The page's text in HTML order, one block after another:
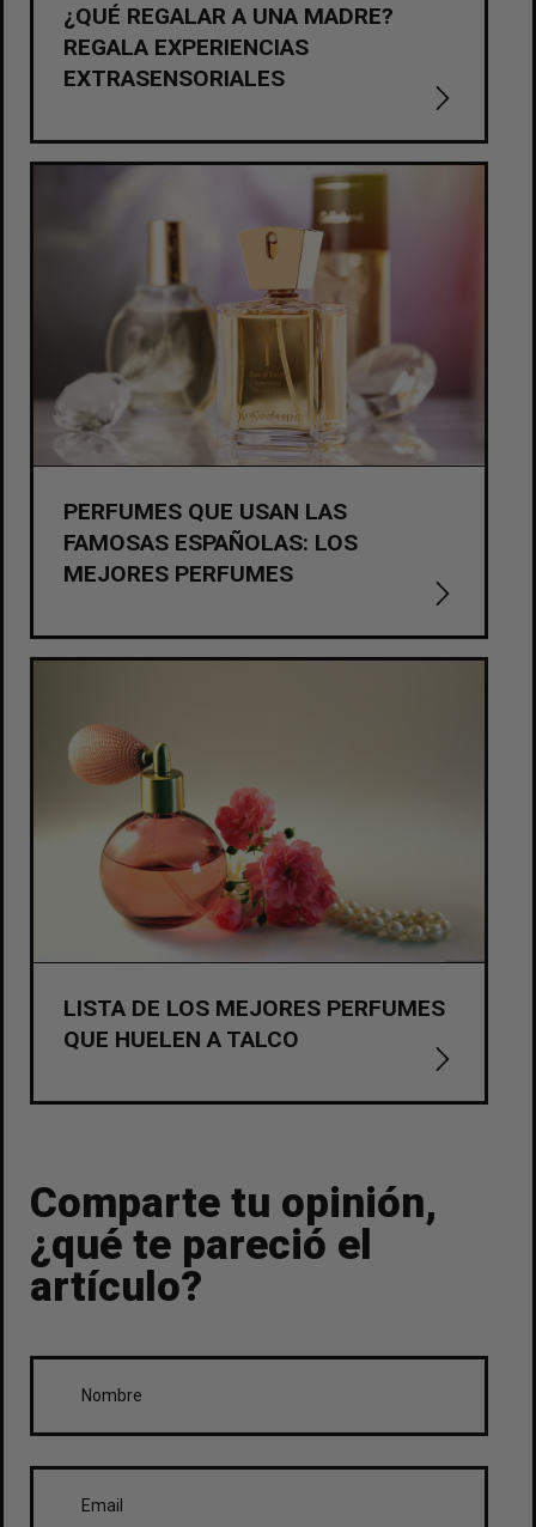
¿QUÉ REGALAR A UNA MADRE?
REGALA EXPERIENCIAS
EXTRASENSORIALES
PERFUMES QUE USAN LAS
FAMOSAS ESPAÑOLAS: LOS
MEJORES PERFUMES
LISTA DE LOS MEJORES PERFUMES
QUE HUELEN A TALCO
Comparte tu opinión,
¿qué te pareció el
artículo?